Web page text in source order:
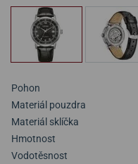
Pohon
Materiál pouzdra
Materiál sklíčka
Hmotnost
Vodotěsnost